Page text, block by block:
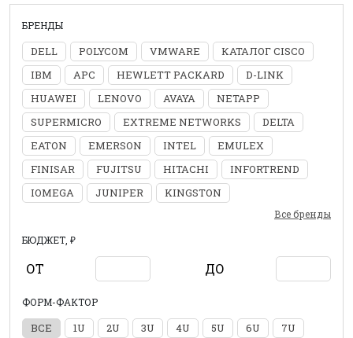
БРЕНДЫ
DELL POLYCOM VMWARE
КАТАЛОГ CISCO
IBM
APC HEWLETT PACKARD
D-LINK
HUAWEI
LENOVO AVAYA
NETAPP
SUPERMICRO
EXTREME NETWORKS
DELTA
EATON
EMERSON INTEL
EMULEX
FINISAR
FUJITSU HITACHI
INFORTREND
IOMEGA
JUNIPER KINGSTON
Все бренды
БЮДЖЕТ, ₽
ОТ ДО
ФОРМ-ФАКТОР
ВСЕ 1U 2U 3U 4U 5U 6U
7U